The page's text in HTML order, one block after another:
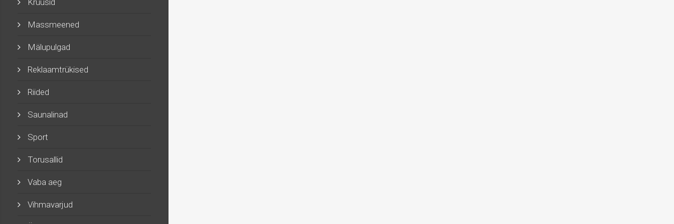
Kruusid
Massmeened
Mälupulgad
Reklaamtrükised
Riided
Saunalinad
Sport
Torusallid
Vaba aeg
Vihmavarjud